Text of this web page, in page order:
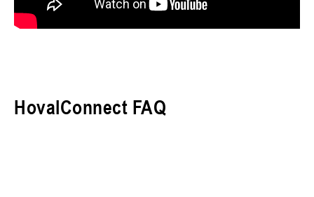
HovalConnect FAQ